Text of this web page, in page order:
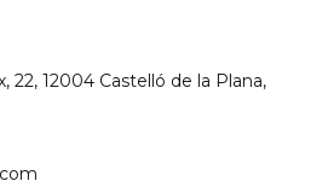
22, 12004 Castelló de la Plana,